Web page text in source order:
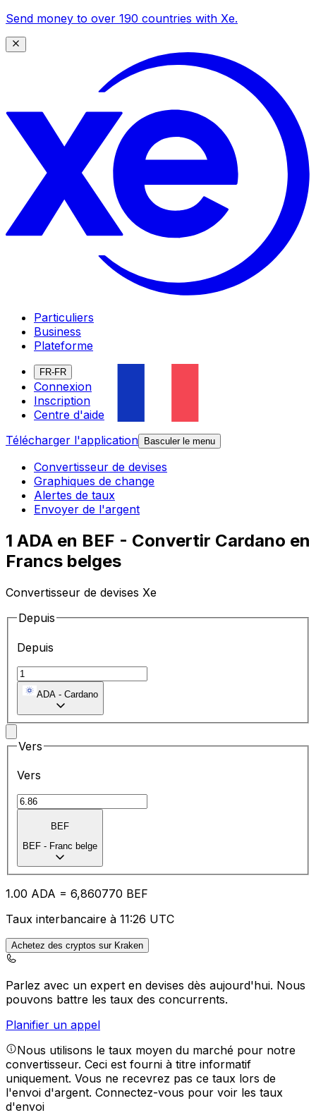
Send money to over 190 countries with Xe.
Particuliers
Business
Plateforme
FR-FR
Connexion
Inscription
Centre d'aide
Télécharger l'application
Basculer le menu
Convertisseur de devises
Graphiques de change
Alertes de taux
Envoyer de l'argent
1 ADA en BEF - Convertir Cardano en
Francs belges
Convertisseur de devises Xe
Depuis
Depuis
ADA - Cardano
Vers
Vers
BEF
BEF - Franc belge
1.00 ADA = 6,860770 BEF
Taux interbancaire à 11:26 UTC
Achetez des cryptos sur Kraken
Parlez avec un expert en devises dès aujourd'hui. Nous
pouvons battre les taux des concurrents.
Planifier un appel
Nous utilisons le taux moyen du marché pour notre
convertisseur. Ceci est fourni à titre informatif
uniquement. Vous ne recevrez pas ce taux lors de
l'envoi d'argent. Connectez-vous pour voir les taux
d'envoi